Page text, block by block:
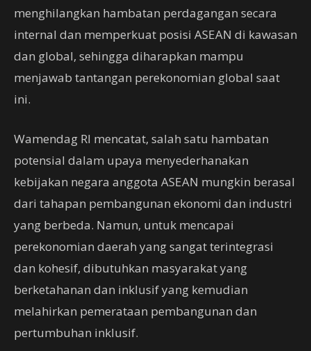
menghilangkan hambatan perdagangan secara
internal dan memperkuat posisi ASEAN di kawasan
dan global, sehingga diharapkan mampu
menjawab tantangan perekonomian global saat
ini.
Wamendag RI mencatat, salah satu hambatan
potensial dalam upaya menyederhanakan
kebijakan negara anggota ASEAN mungkin berasal
dari tahapan pembangunan ekonomi dan industri
yang berbeda. Namun, untuk mencapai
perekonomian daerah yang sangat terintegrasi
dan kohesif, dibutuhkan masyarakat yang
berketahanan dan inklusif yang kemudian
melahirkan pemerataan pembangunan dan
pertumbuhan inklusif.